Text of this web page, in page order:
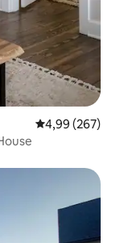
4,99 (267)